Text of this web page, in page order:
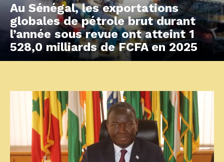
Au Sénégal, les exportations
globales de pétrole brut durant
l’année sous revue ont atteint 1
528,0 milliards de FCFA en 2025